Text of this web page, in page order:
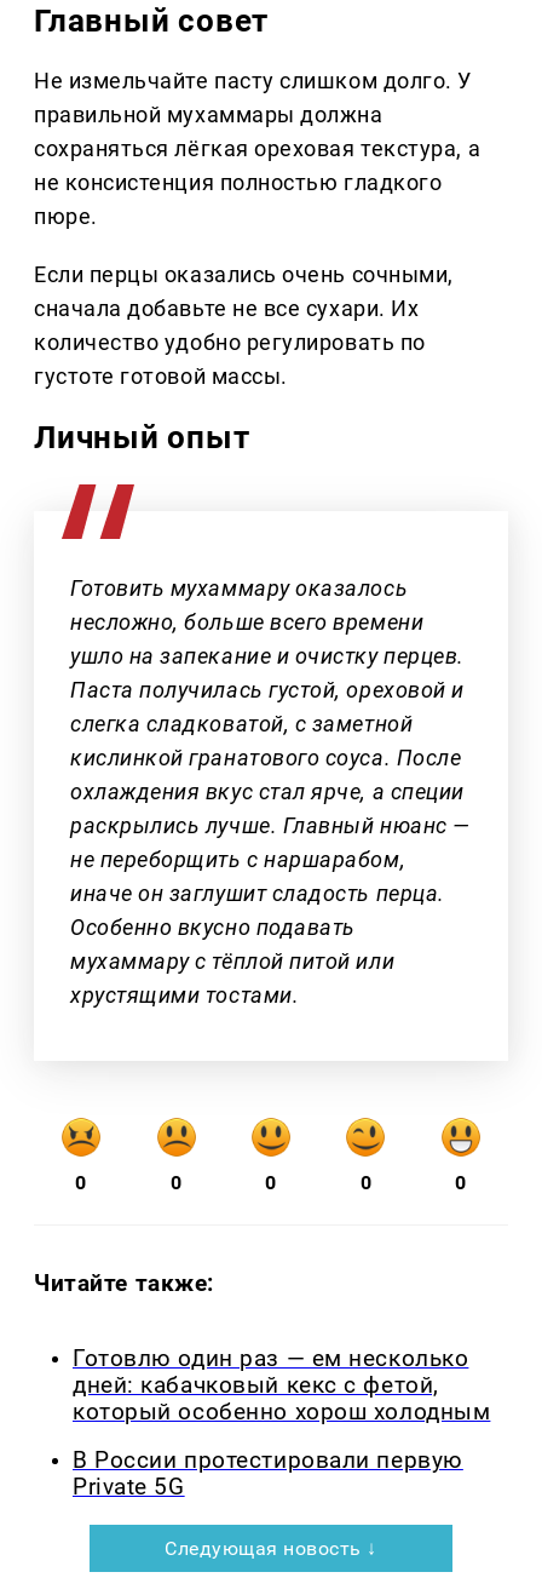
Главный совет
Не измельчайте пасту слишком долго. У
правильной мухаммары должна
сохраняться лёгкая ореховая текстура, а
не консистенция полностью гладкого
пюре.
Если перцы оказались очень сочными,
сначала добавьте не все сухари. Их
количество удобно регулировать по
густоте готовой массы.
Личный опыт
Готовить мухаммару оказалось
несложно, больше всего времени
ушло на запекание и очистку перцев.
Паста получилась густой, ореховой и
слегка сладковатой, с заметной
кислинкой гранатового соуса. После
охлаждения вкус стал ярче, а специи
раскрылись лучше. Главный нюанс —
не переборщить с наршарабом,
иначе он заглушит сладость перца.
Особенно вкусно подавать
мухаммару с тёплой питой или
хрустящими тостами.
0 0 0 0 0
Читайте также:
Готовлю один раз — ем несколько
дней: кабачковый кекс с фетой,
который особенно хорош холодным
В России протестировали первую
Private 5G
Следующая новость ↓